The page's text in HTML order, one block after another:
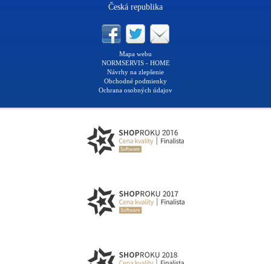
Česká republika
Mapa webu
NORMSERVIS - HOME
Návrhy na zlepšenie
Obchodné podmienky
Ochrana osobných údajov